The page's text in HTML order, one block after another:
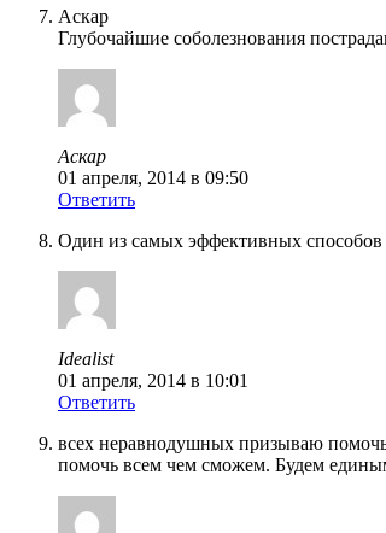
Аскар
Глубочайшие соболезнования
Аскар
01 апреля, 2014 в 09:50
Ответить
Один из самых эффективных способов
Idealist
01 апреля, 2014 в 10:01
Ответить
всех неравнодушных призываю
помочь всем чем сможем. Будем